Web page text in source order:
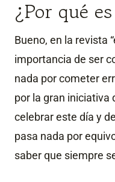
¿Por qué
Bueno, en la revista
importancia de ser
nada por cometer
por la gran iniciativa
celebrar este día y
pasa nada por
saber que siempre